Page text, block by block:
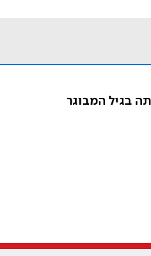
בגיל המבוגר